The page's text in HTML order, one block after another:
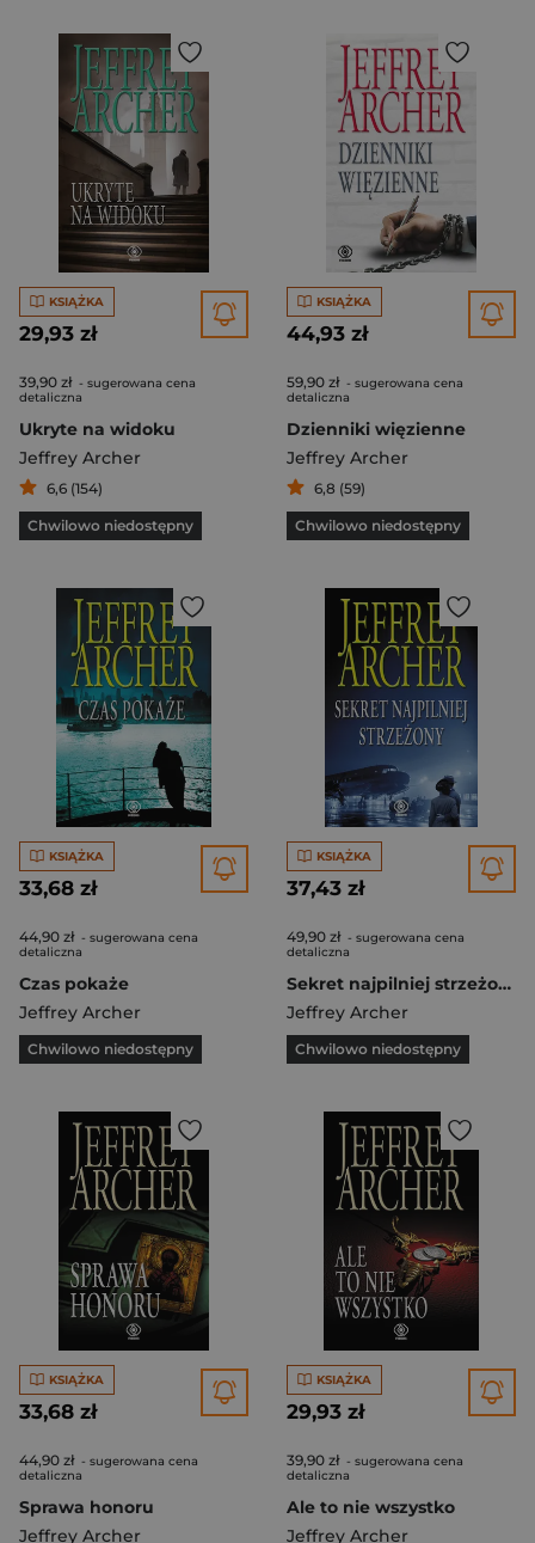
KSIĄŻKA
29,93 zł
39,90 zł - sugerowana cena
detaliczna
Ukryte na widoku
Jeffrey Archer
6,6 (154)
Chwilowo niedostępny
KSIĄŻKA
44,93 zł
59,90 zł - sugerowana cena
detaliczna
Dzienniki więzienne
Jeffrey Archer
6,8 (59)
Chwilowo niedostępny
KSIĄŻKA
33,68 zł
44,90 zł - sugerowana cena
detaliczna
Czas pokaże
Jeffrey Archer
Chwilowo niedostępny
KSIĄŻKA
37,43 zł
49,90 zł - sugerowana cena
detaliczna
Sekret najpilniej strzeżony
Jeffrey Archer
Chwilowo niedostępny
KSIĄŻKA
33,68 zł
44,90 zł - sugerowana cena
detaliczna
Sprawa honoru
Jeffrey Archer
KSIĄŻKA
29,93 zł
39,90 zł - sugerowana cena
detaliczna
Ale to nie wszystko
Jeffrey Archer